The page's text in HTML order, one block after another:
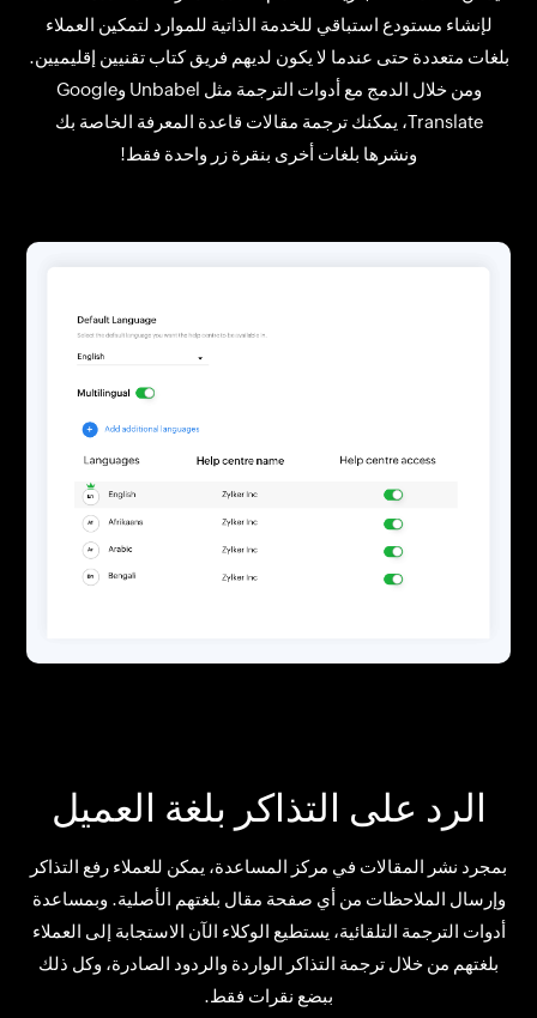
لإنشاء مستودع استباقي للخدمة الذاتية للموارد لتمكين العملاء
بلغات متعددة حتى عندما لا يكون لديهم فريق كتاب تقنيين إقليميين.
ومن خلال الدمج مع أدوات الترجمة مثل Unbabel وGoogle
Translate، يمكنك ترجمة مقالات قاعدة المعرفة الخاصة بك
ونشرها بلغات أخرى بنقرة زر واحدة فقط!
الرد على التذاكر بلغة العميل
بمجرد نشر المقالات في مركز المساعدة، يمكن للعملاء رفع التذاكر
وإرسال الملاحظات من أي صفحة مقال بلغتهم الأصلية. وبمساعدة
أدوات الترجمة التلقائية، يستطيع الوكلاء الآن الاستجابة إلى العملاء
بلغتهم من خلال ترجمة التذاكر الواردة والردود الصادرة، وكل ذلك
ببضع نقرات فقط.